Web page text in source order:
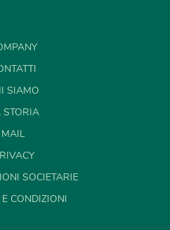
SIAMO
STORIA
MAIL
SOCIETARIE
CONDIZIONI